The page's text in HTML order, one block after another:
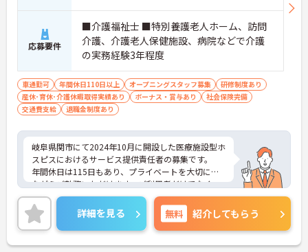
・介護スタッフと看護スタッフの比率が1対1で相談
しやすく、初任者研修や実務者研修からでも着実に
専門性を高められます
・常勤で働くスタッフの比率が90パーセント以上と
高く、急なシフト変更や無理な長時間勤務が発生し
にくい人員体制です
・訪問スケジュールに沿って施設内でのケアを行う
ため、月平均の残業時間は5時間から7時間程度とか
なり少なめに抑えられます
・夜勤明けの翌日は原則としてお休みとなるシフト
編成が組まれており、しっかりと休息を取りながら
長期的な就業が可能です
＜評価制度でキャリアアップ＞
・介護福祉士や初任者研修などの資格や実務経験、
夜勤回数がしっかりと給与に反映されるためモチベ
ーションを維持できます
応募要件
■介護福祉士 ■特別養護老人ホーム、訪問
介護、介護老人保健施設、病院などで介護
の実務経験3年程度
車通勤可 年間休日110日以上 オープニングスタッフ募集
研修制度あり
産休･育休･介護休暇取得実績あり
ボーナス・賞与あり
社会保険完備
交通費支給
退職金制度あり
岐阜県関市にて2024年10月に開設した医療施設型ホ
スピスにおけるサービス提供責任者の募集です。
年間休日は115日もあり、プライベートを大切にし
ながらご勤務いただけます。ご利用者だけでなく、
スタッフとも円滑にコミュニケーションをとれる方
を募集しています。
ご興味のある方には、面接対策ポイントなど、さら
に詳細をお話しいたしますのでお気軽にご相談くだ
さい！
詳細を見る 無料 紹介してもらう